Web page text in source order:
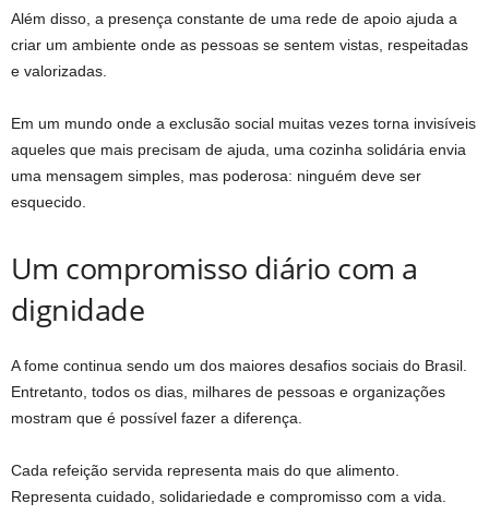
Além disso, a presença constante de uma rede de apoio ajuda a
criar um ambiente onde as pessoas se sentem vistas, respeitadas
e valorizadas.
Em um mundo onde a exclusão social muitas vezes torna invisíveis
aqueles que mais precisam de ajuda, uma cozinha solidária envia
uma mensagem simples, mas poderosa: ninguém deve ser
esquecido.
Um compromisso diário com a
dignidade
A fome continua sendo um dos maiores desafios sociais do Brasil.
Entretanto, todos os dias, milhares de pessoas e organizações
mostram que é possível fazer a diferença.
Cada refeição servida representa mais do que alimento.
Representa cuidado, solidariedade e compromisso com a vida.